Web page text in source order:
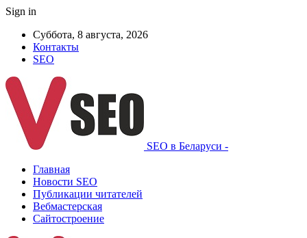
Sign in
Суббота, 8 августа, 2026
Контакты
SEO
SEO в Беларуси -
Главная
Новости SEO
Публикации читателей
Вебмастерская
Сайтостроение